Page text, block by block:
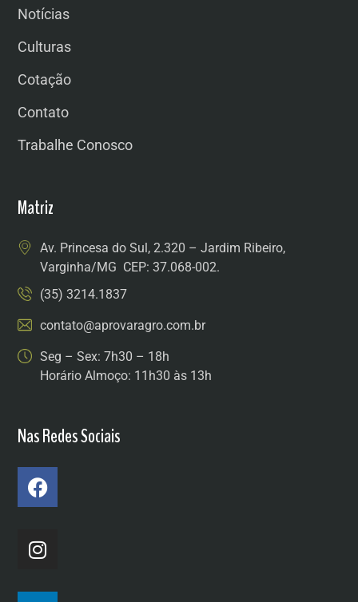
Notícias
Culturas
Cotação
Contato
Trabalhe Conosco
Matriz
Av. Princesa do Sul, 2.320 – Jardim Ribeiro,
Varginha/MG CEP: 37.068-002.
(35) 3214.1837
contato@aprovaragro.com.br
Seg – Sex: 7h30 – 18h
Horário Almoço: 11h30 às 13h
Nas Redes Sociais